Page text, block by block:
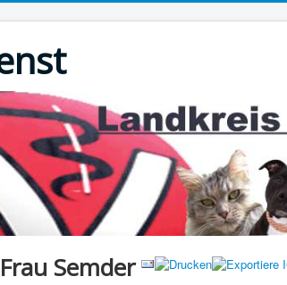
Semder